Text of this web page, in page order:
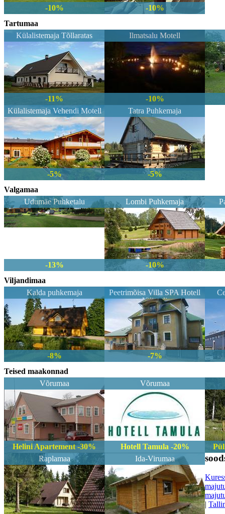
-10%
-10%
Tartumaa
Külalistemaja Tõllaratas
-11%
Ilmatsalu Motell
-10%
Külalistemaja Vehendi Motell
-5%
Tatra Puhkemaja
-5%
Valgamaa
Udumäe Puhketalu
-13%
Lombi Puhkemaja
-10%
Viljandimaa
Kalda puhkemaja
-8%
Peetrimõisa Villa SPA Hotell
Viljandi
-7%
Teised maakonnad
Võrumaa
Helini Apartement -30%
Võrumaa
Hotell Tamula -20%
Raplamaa
Ida-Virumaa
|